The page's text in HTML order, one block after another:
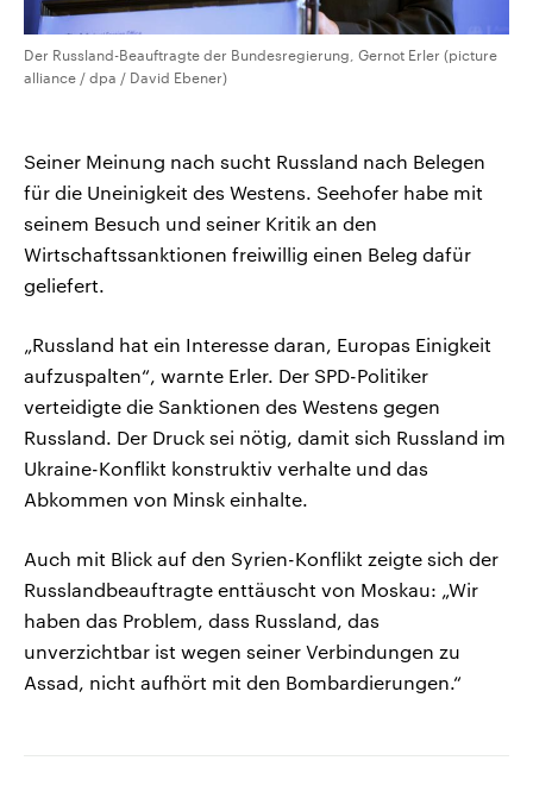
Der Russland-Beauftragte der Bundesregierung, Gernot Erler (picture
alliance / dpa / David Ebener)
Seiner Meinung nach sucht Russland nach Belegen
für die Uneinigkeit des Westens. Seehofer habe mit
seinem Besuch und seiner Kritik an den
Wirtschaftssanktionen freiwillig einen Beleg dafür
geliefert.
„Russland hat ein Interesse daran, Europas Einigkeit
aufzuspalten“, warnte Erler. Der SPD-Politiker
verteidigte die Sanktionen des Westens gegen
Russland. Der Druck sei nötig, damit sich Russland im
Ukraine-Konflikt konstruktiv verhalte und das
Abkommen von Minsk einhalte.
Auch mit Blick auf den Syrien-Konflikt zeigte sich der
Russlandbeauftragte enttäuscht von Moskau: „Wir
haben das Problem, dass Russland, das
unverzichtbar ist wegen seiner Verbindungen zu
Assad, nicht aufhört mit den Bombardierungen.“